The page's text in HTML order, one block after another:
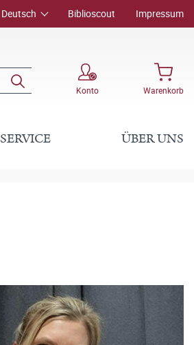
Deutsch Biblioscout Impressum
Konto Warenkorb
SERVICE ÜBER UNS